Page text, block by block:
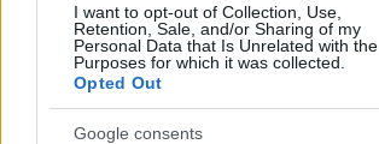
I want to opt-out of Collection, Use,
Retention, Sale, and/or Sharing of my
Personal Data that Is Unrelated with the
Purposes for which it was collected.
Opted Out
Google consents